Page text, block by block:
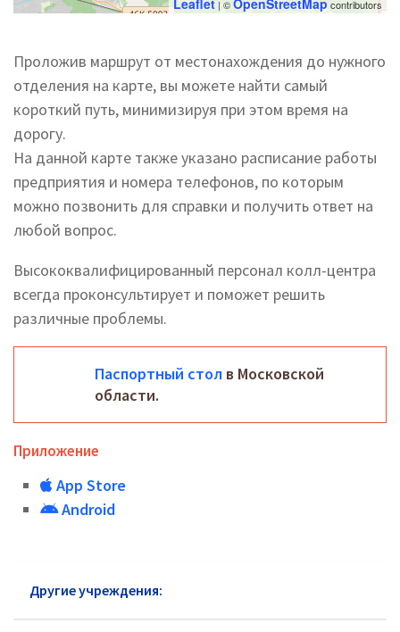
Leaflet | ©OpenStreetMap contributors
Проложив маршрут от местонахождения до нужного
отделения на карте, вы можете найти самый
короткий путь, минимизируя при этом время на
дорогу.
На данной карте также указано расписание работы
предприятия и номера телефонов, по которым
можно позвонить для справки и получить ответ на
любой вопрос.
Высококвалифицированный персонал колл-центра
всегда проконсультирует и поможет решить
различные проблемы.
Паспортный стол в Московской
области.
Приложение
App Store
Android
Другие учреждения: